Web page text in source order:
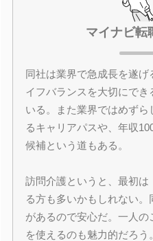
マイナビ転
同社は業界で急成長を遂
イフバランスを大切にで
いる。また業界ではめず
るキャリアパスや、年収
候補という道もある。
訪問介護というと、最初
る方も多いかもしれない
があるので安心だ。一人
を使えるのも魅力的だろう。